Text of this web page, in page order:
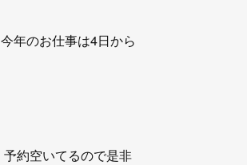
今年のお仕事は4日から
予約空いてるので是非